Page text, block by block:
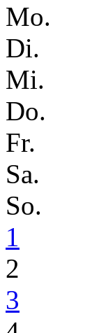
Mo.
Di.
Mi.
Do.
Fr.
Sa.
So.
1
2
3